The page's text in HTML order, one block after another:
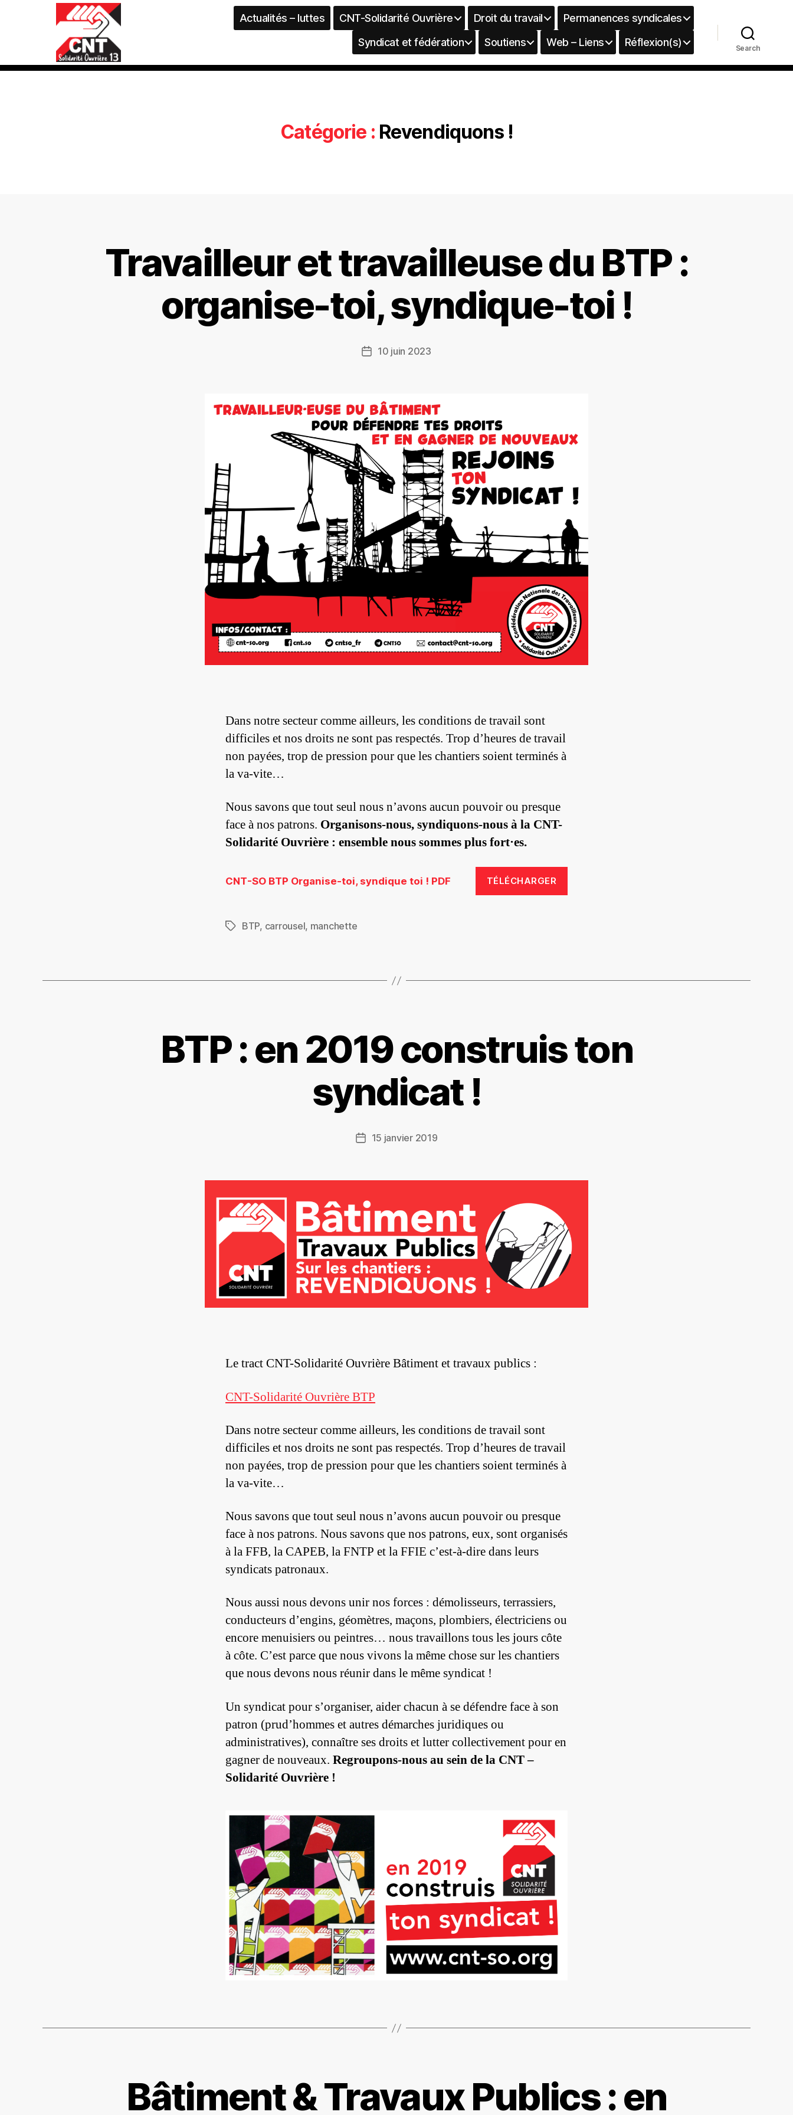
Actualités – luttes CNT-Solidarité Ouvrière Droit du travail
Permanences syndicales
Syndicat et fédération
Soutiens Web – Liens Réflexion(s) Search
Catégorie : Revendiquons !
Travailleur et travailleuse du BTP :
organise-toi, syndique-toi !
Date10 juin 2023
Dans notre secteur comme ailleurs, les conditions de travail sont
difficiles et nos droits ne sont pas respectés. Trop d’heures de travail
non payées, trop de pression pour que les chantiers soient terminés à
la va-vite…
Nous savons que tout seul nous n’avons aucun pouvoir ou presque
face à nos patrons. Organisons-nous, syndiquons-nous à la CNT-
Solidarité Ouvrière : ensemble nous sommes plus fort·es.
CNT-SO BTP Organise-toi, syndique toi ! PDF TÉLÉCHARGER
Étiquettes
BTP, carrousel, manchette
BTP : en 2019 construis ton
syndicat !
Date15 janvier 2019
Le tract CNT-Solidarité Ouvrière Bâtiment et travaux publics :
CNT-Solidarité Ouvrière BTP
Dans notre secteur comme ailleurs, les conditions de travail sont
difficiles et nos droits ne sont pas respectés. Trop d’heures de travail
non payées, trop de pression pour que les chantiers soient terminés à
la va-vite…
Nous savons que tout seul nous n’avons aucun pouvoir ou presque
face à nos patrons. Nous savons que nos patrons, eux, sont organisés
à la FFB, la CAPEB, la FNTP et la FFIE c’est-à-dire dans leurs
syndicats patronaux.
Nous aussi nous devons unir nos forces : démolisseurs, terrassiers,
conducteurs d’engins, géomètres, maçons, plombiers, électriciens ou
encore menuisiers ou peintres… nous travaillons tous les jours côte
à côte. C’est parce que nous vivons la même chose sur les chantiers
que nous devons nous réunir dans le même syndicat !
Un syndicat pour s’organiser, aider chacun à se défendre face à son
patron (prud’hommes et autres démarches juridiques ou
administratives), connaître ses droits et lutter collectivement pour en
gagner de nouveaux. Regroupons-nous au sein de la CNT –
Solidarité Ouvrière !
Bâtiment & Travaux Publics : en